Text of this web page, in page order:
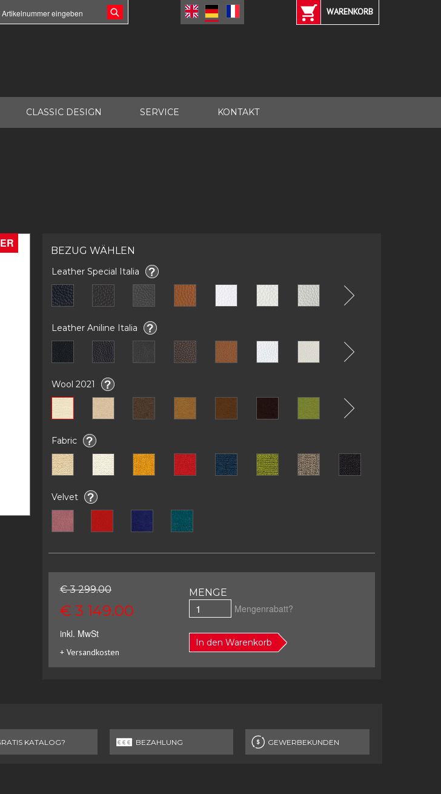
WARENKORB
CLASSIC DESIGN SERVICE KONTAKT
BEZUG WÄHLEN
Leather Special Italia
Leather Aniline Italia
Wool 2021
Fabric
Velvet
€ 3 299.00
€ 3 149.00
inkl. MwSt
+ Versandkosten
MENGE
Mengenrabatt?
In den Warenkorb
KATALOG? BEZAHLUNG GEWERBEKUNDEN